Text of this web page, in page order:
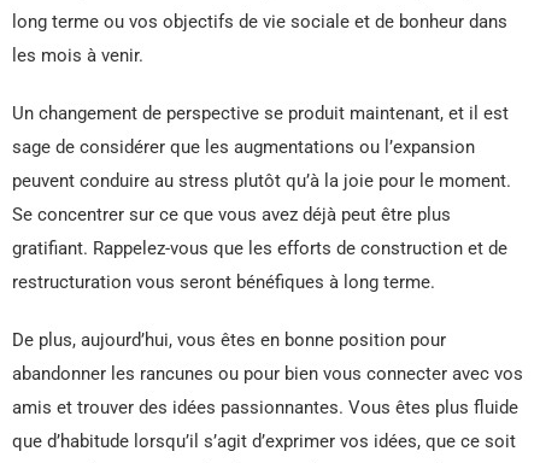
long terme ou vos objectifs de vie sociale et de bonheur dans
les mois à venir.
Un changement de perspective se produit maintenant, et il est
sage de considérer que les augmentations ou l’expansion
peuvent conduire au stress plutôt qu’à la joie pour le moment.
Se concentrer sur ce que vous avez déjà peut être plus
gratifiant. Rappelez-vous que les efforts de construction et de
restructuration vous seront bénéfiques à long terme.
De plus, aujourd’hui, vous êtes en bonne position pour
abandonner les rancunes ou pour bien vous connecter avec vos
amis et trouver des idées passionnantes. Vous êtes plus fluide
que d’habitude lorsqu’il s’agit d’exprimer vos idées, que ce soit